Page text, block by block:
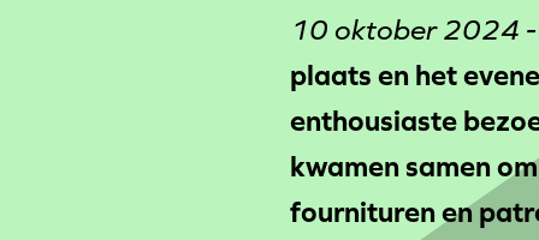
10 oktober 2024
plaats en het
enthousiaste
kwamen samen
fournituren en